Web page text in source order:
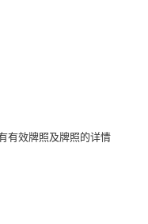
有效牌照及牌照的详情